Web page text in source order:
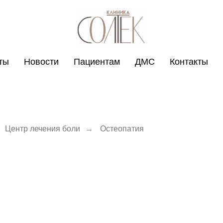
Новости Пациентам ДМС Контакты
Центр лечения боли → Остеопатия